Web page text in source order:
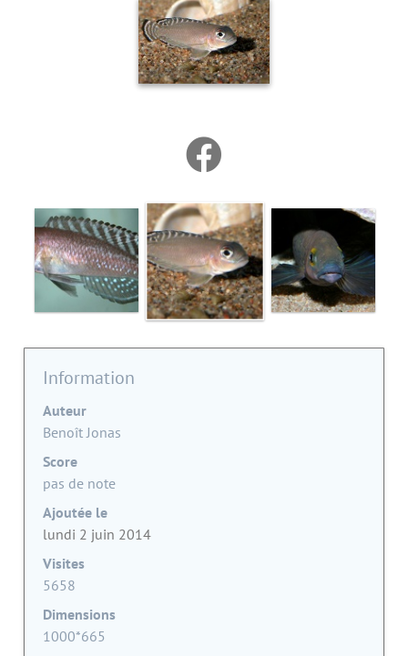
Information
Auteur
Benoît Jonas
Score
pas de note
Ajoutée le
lundi 2 juin 2014
Visites
5658
Dimensions
1000*665